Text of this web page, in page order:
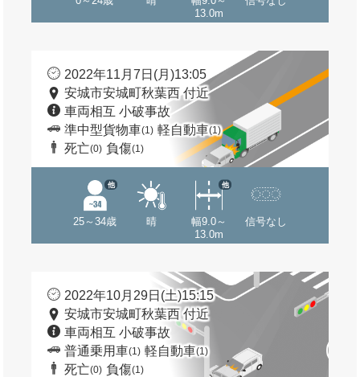
13.0m
2022年11月7日(月)13:05
安城市安城町秋葉西 付近
車両相互 小破事故
準中型貨物車(1) 軽自動車(1)
死亡(0) 負傷(1)
25～34歳
他
晴
幅9.0～
13.0m
他
信号なし
2022年10月29日(土)15:15
安城市安城町秋葉西 付近
車両相互 小破事故
普通乗用車(1) 軽自動車(1)
死亡(0) 負傷(1)